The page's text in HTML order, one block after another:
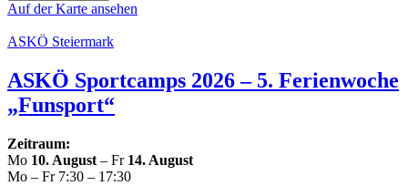
Auf der Karte ansehen
ASKÖ Stei­er­mark
ASKÖ Sport­camps 2026 – 5. Feri­en­wo­che
„Funsport“
Zeitraum:
Mo 10. August – Fr 14. August
Mo – Fr 7:30 – 17:30